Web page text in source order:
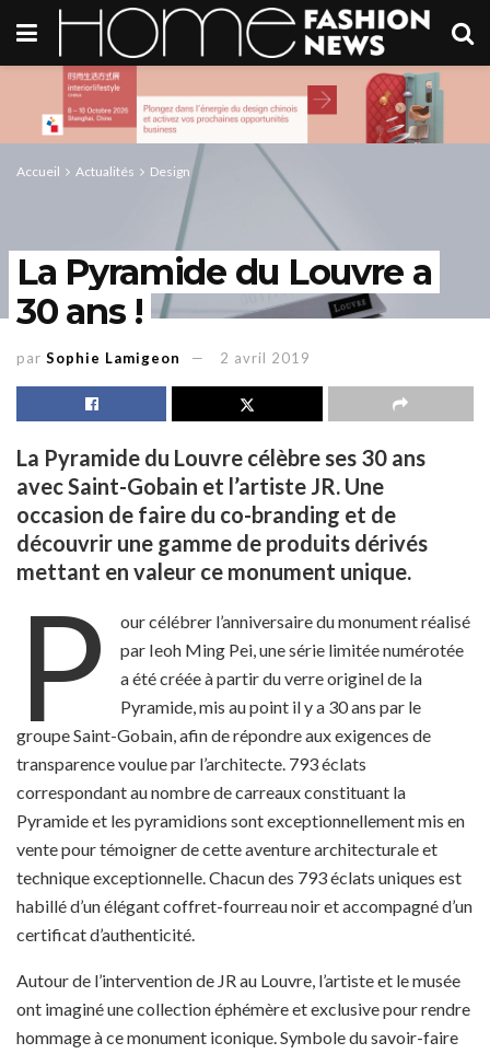
Accueil Actualités Design
La Pyramide du Louvre a
30 ans !
par Sophie Lamigeon 2 avril 2019
La Pyramide du Louvre célèbre ses 30 ans
avec Saint-Gobain et l’artiste JR. Une
occasion de faire du co-branding et de
découvrir une gamme de produits dérivés
mettant en valeur ce monument unique.
P
our célébrer l’anniversaire du monument réalisé
par Ieoh Ming Pei, une série limitée numérotée
a été créée à partir du verre originel de la
Pyramide, mis au point il y a 30 ans par le
groupe Saint-Gobain, afin de répondre aux exigences de
transparence voulue par l’architecte. 793 éclats
correspondant au nombre de carreaux constituant la
Pyramide et les pyramidions sont exceptionnellement mis en
vente pour témoigner de cette aventure architecturale et
technique exceptionnelle. Chacun des 793 éclats uniques est
habillé d’un élégant coffret-fourreau noir et accompagné d’un
certificat d’authenticité.
Autour de l’intervention de JR au Louvre, l’artiste et le musée
ont imaginé une collection éphémère et exclusive pour rendre
hommage à ce monument iconique. Symbole du savoir-faire